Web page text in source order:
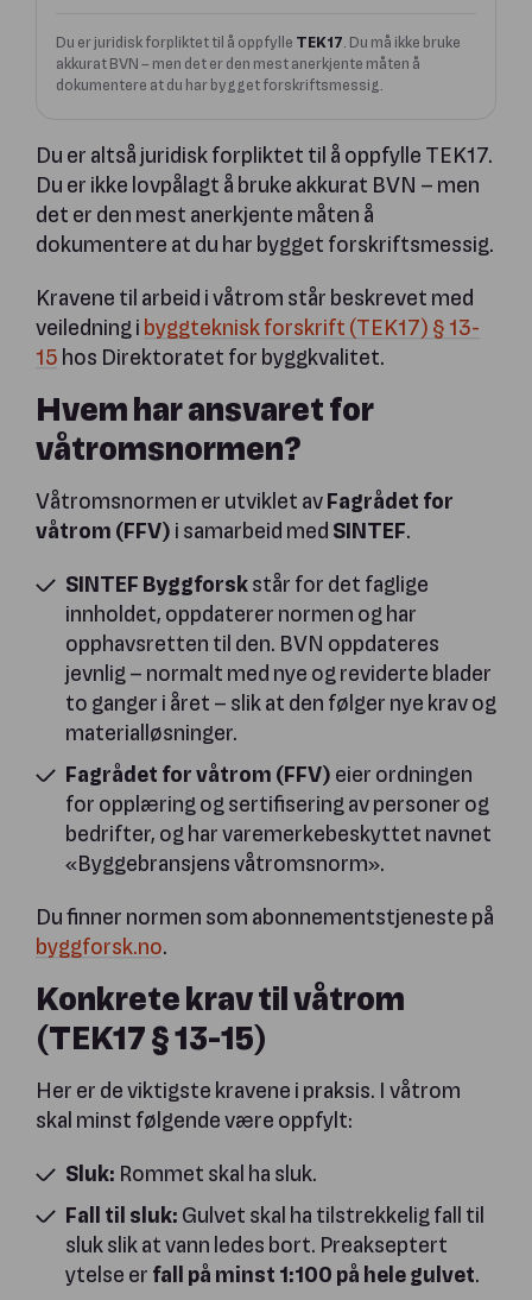
Du er juridisk forpliktet til å oppfylle TEK17 . Du må ikke bruke
akkurat BVN – men det er den mest anerkjente måten å
dokumentere at du har bygget forskriftsmessig.
Du er altså juridisk forpliktet til å oppfylle TEK17.
Du er ikke lovpålagt å bruke akkurat BVN – men
det er den mest anerkjente måten å
dokumentere at du har bygget forskriftsmessig.
Kravene til arbeid i våtrom står beskrevet med
veiledning i byggteknisk forskrift (TEK17) § 13-
15 hos Direktoratet for byggkvalitet.
Hvem har ansvaret for
våtromsnormen?
Våtromsnormen er utviklet avFagrådet for
våtrom (FFV) i samarbeid med SINTEF.
SINTEF Byggforskstår for det faglige
innholdet, oppdaterer normen og har
opphavsretten til den. BVN oppdateres
jevnlig – normalt med nye og reviderte blader
to ganger i året – slik at den følger nye krav og
materialløsninger.
Fagrådet for våtrom (FFV) eier ordningen
for opplæring og sertifisering av personer og
bedrifter, og har varemerkebeskyttet navnet
«Byggebransjens våtromsnorm».
Du finner normen som abonnementstjeneste på
byggforsk.no.
Konkrete krav til våtrom
(TEK17 § 13-15)
Her er de viktigste kravene i praksis. I våtrom
skal minst følgende være oppfylt:
Sluk: Rommet skal ha sluk.
Fall til sluk: Gulvet skal ha tilstrekkelig fall til
sluk slik at vann ledes bort. Preakseptert
ytelse er fall på minst 1:100 på hele gulvet.